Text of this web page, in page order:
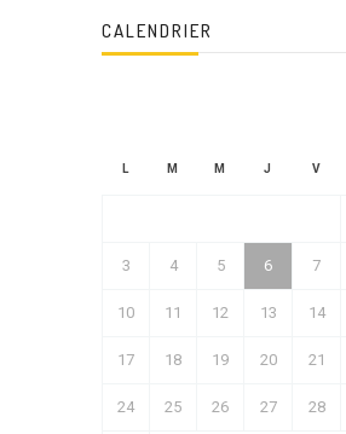
CALENDRIER
L M M J V
3 4 5 6 7
10 11 12 13 14
17 18 19 20 21
24 25 26 27 28